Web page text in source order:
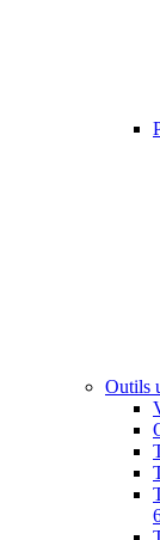
Outils